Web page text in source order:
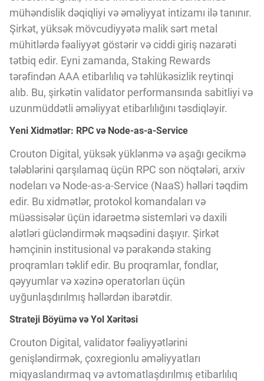
Innovasiya Bələdçisi
Gələcəyin Təhlili
Podkastlar
mühəndislik dəqiqliyi və əməliyyat intizamı ilə tanınır.
Şirkət, yüksək mövcudiyyətə malik sərt metal
mühitlərdə fəaliyyət göstərir və ciddi giriş nəzarəti
tətbiq edir. Eyni zamanda, Staking Rewards
tərəfindən AAA etibarlılıq və təhlükəsizlik reytinqi
alıb. Bu, şirkətin validator performansında sabitliyi və
uzunmüddətli əməliyyat etibarlılığını təsdiqləyir.
Yeni Xidmətlər: RPC və Node-as-a-Service
Crouton Digital, yüksək yüklənmə və aşağı gecikmə
tələblərini qarşılamaq üçün RPC son nöqtələri, arxiv
nodeları və Node-as-a-Service (NaaS) həlləri təqdim
edir. Bu xidmətlər, protokol komandaları və
müəssisələr üçün idarəetmə sistemləri və daxili
alətləri gücləndirmək məqsədini daşıyır. Şirkət
həmçinin institusional və pərakəndə staking
proqramları təklif edir. Bu proqramlar, fondlar,
qəyyumlar və xəzinə operatorları üçün
uyğunlaşdırılmış həllərdən ibarətdir.
Strateji Böyümə və Yol Xəritəsi
Crouton Digital, validator fəaliyyətlərini
genişləndirmək, çoxregionlu əməliyyatları
miqyaslandırmaq və avtomatlaşdırılmış etibarlılıq